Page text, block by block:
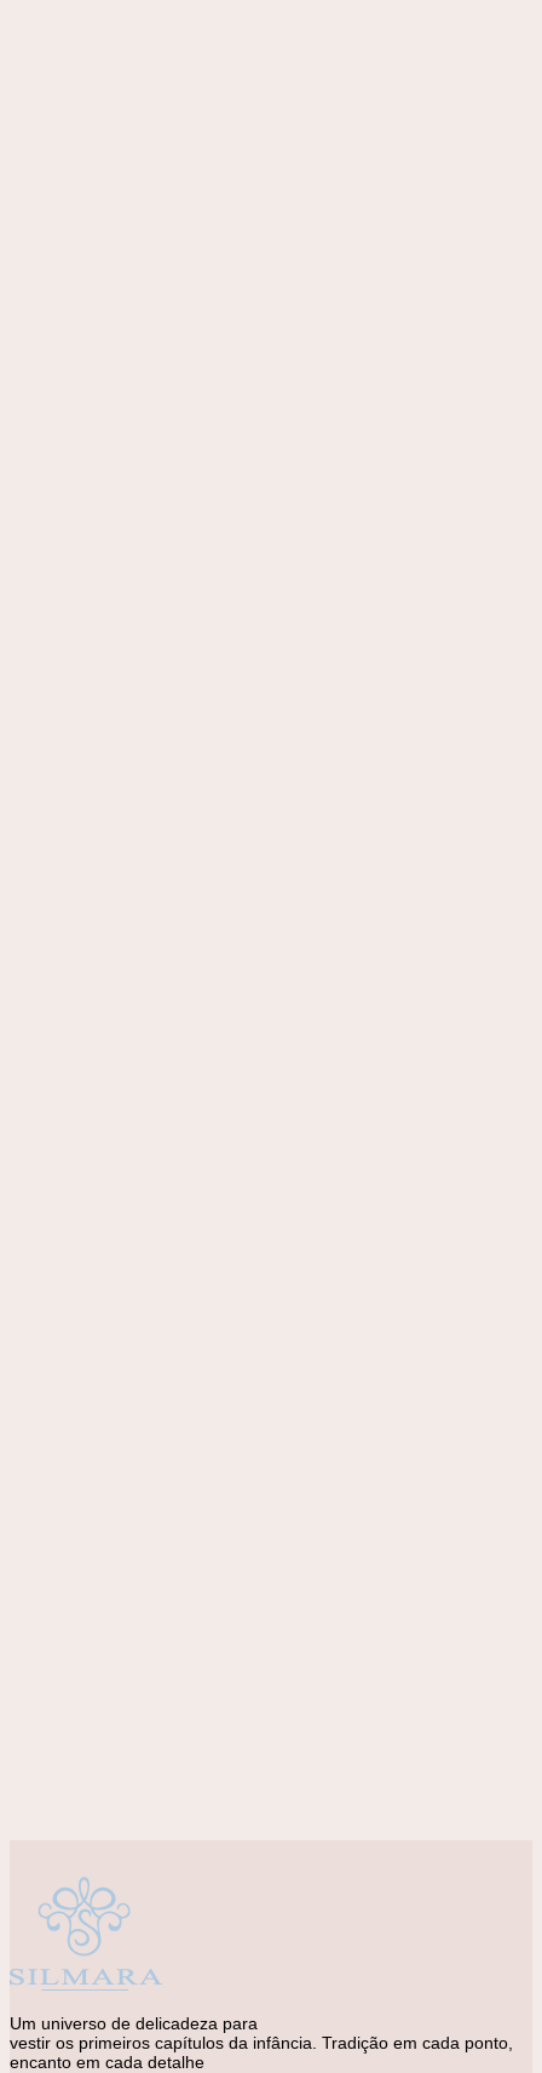
Um universo de delicadeza para
vestir os primeiros capítulos da infância. Tradição em cada ponto,
encanto em cada detalhe